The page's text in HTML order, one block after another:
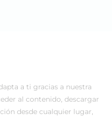
a ti gracias a nuestra
al contenido, descargar
desde cualquier lugar,